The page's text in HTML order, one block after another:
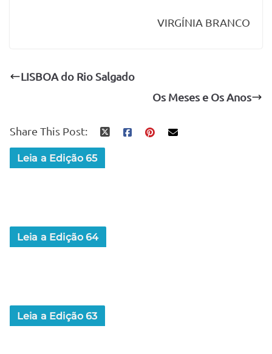
VIRGÍNIA BRANCO
LISBOA do Rio Salgado
Os Meses e Os Anos
Share This Post:
Leia a Edição 65
Leia a Edição 64
Leia a Edição 63